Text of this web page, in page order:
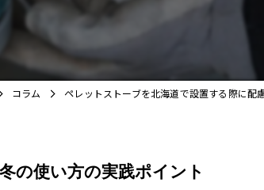
コラム ペレットストーブを北海道で設置する際に配
の使い方の実践ポイント